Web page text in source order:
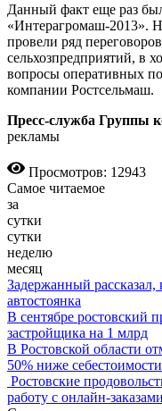
Данный факт еще раз
«Интерагромаш-2013».
провели ряд
сельхозпредприятий, в
вопросы оперативных
компании Ростсельмаш.
Пресс-служба Группы
рекламы
Просмотров: 12943
Самое читаемое
за
сутки
сутки
неделю
месяц
Задержанный рассказал,
автостоянка
В сентябре ростовский
застройщика на 1 млрд
В Ростовской области
50% ниже себестоимости
Ростовские
работу с онлайн-заказами